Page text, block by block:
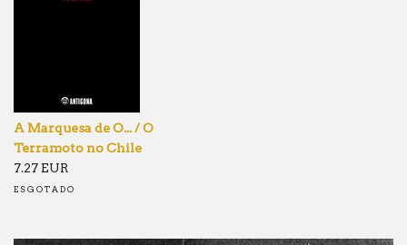
A Marquesa de O... / O
Terramoto no Chile
7.27 EUR
ESGOTADO